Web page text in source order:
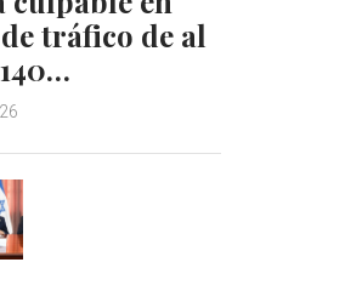
de tráfico de al